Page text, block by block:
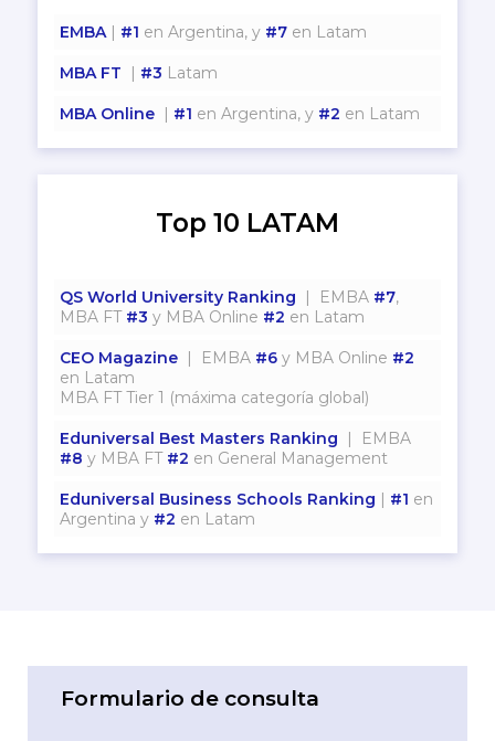
EMBA| #1 en Argentina, y #7en Latam
MBA FT | #3 Latam
MBA Online | #1 en Argentina, y #2 en Latam
Top 10 LATAM
QS World University Ranking | EMBA #7,
MBA FT #3 y MBA Online #2 en Latam
CEO Magazine | EMBA #6y MBA Online #2
en Latam
MBA FT Tier 1 (máxima categoría global)
Eduniversal Best Masters Ranking
| EMBA
#8 y MBA FT #2 en General Management
Eduniversal Business Schools Ranking | #1 en
Argentina y #2 en Latam
Formulario de consulta